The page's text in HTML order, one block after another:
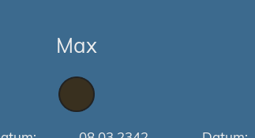
Max